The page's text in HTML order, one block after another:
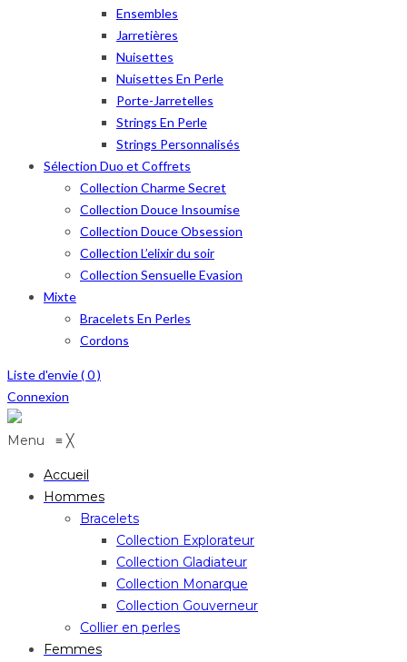
Ensembles
Jarretières
Nuisettes
Nuisettes En Perle
Porte-Jarretelles
Strings En Perle
Strings Personnalisés
Sélection Duo et Coffrets
Collection Charme Secret
Collection Douce Insoumise
Collection Douce Obsession
Collection L’elixir du soir
Collection Sensuelle Evasion
Mixte
Bracelets En Perles
Cordons
Liste d'envie (0)
Connexion
Menu ≡ ╳
Accueil
Hommes
Bracelets
Collection Explorateur
Collection Gladiateur
Collection Monarque
Collection Gouverneur
Collier en perles
Femmes